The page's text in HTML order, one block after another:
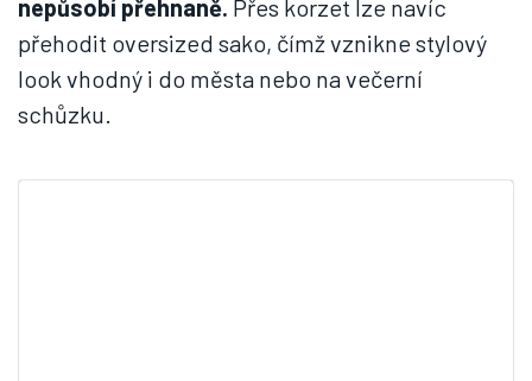
nepůsobí přehnaně. Přes korzet lze navíc
přehodit oversized sako, čímž vznikne stylový
look vhodný i do města nebo na večerní
schůzku.